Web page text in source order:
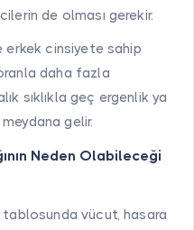
de olması gerekir.
erkek cinsiyete sahip
daha fazla
sıklıkla geç ergenlik ya
gelir.
Neden Olabileceği
vücut, hasara